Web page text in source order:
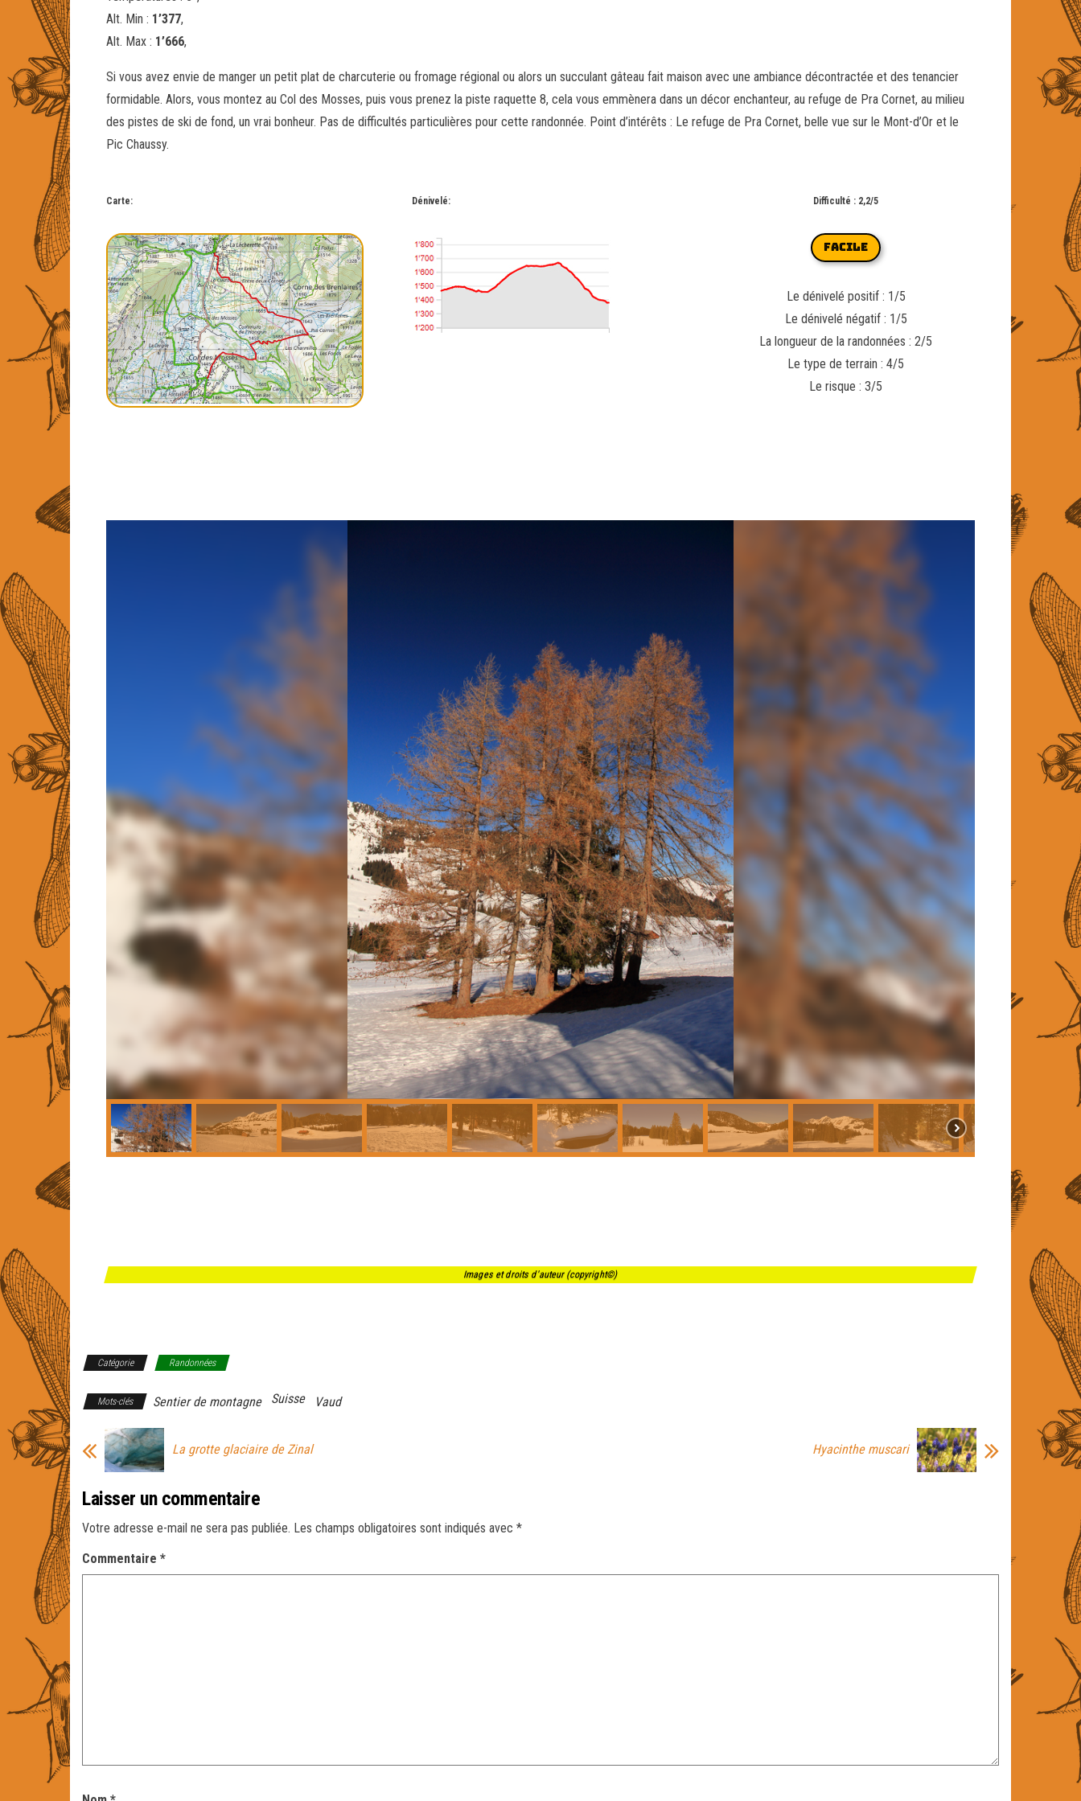
Alt. Min : 1’377,
Alt. Max : 1’666,
Si vous avez envie de manger un petit plat de charcuterie ou fromage régional ou alors un succulant gâteau fait maison avec une ambiance décontractée et des tenancier
formidable. Alors, vous montez au Col des Mosses, puis vous prenez la piste raquette 8, cela vous emmènera dans un décor enchanteur, au refuge de Pra Cornet, au milieu
des pistes de ski de fond, un vrai bonheur. Pas de difficultés particulières pour cette randonnée. Point d’intérêts : Le refuge de Pra Cornet, belle vue sur le Mont-d’Or et le
Pic Chaussy.
Carte: Dénivelé: Difficulté : 2,2/5
FACILE
Le dénivelé positif : 1/5
Le dénivelé négatif : 1/5
La longueur de la randonnées : 2/5
Le type de terrain : 4/5
Le risque : 3/5
Images et droits d'auteur (copyright©)
Catégorie Randonnées
Mots-clés Sentier de montagne Suisse Vaud
La grotte glaciaire de Zinal Hyacinthe muscari
Laisser un commentaire
Votre adresse e-mail ne sera pas publiée. Les champs obligatoires sont indiqués avec *
Commentaire *